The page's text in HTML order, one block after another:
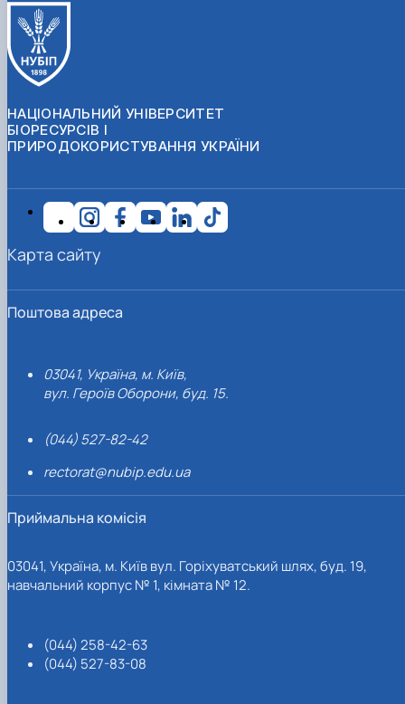
НАЦІОНАЛЬНИЙ УНІВЕРСИТЕТ
БІОРЕСУРСІВ І
ПРИРОДОКОРИСТУВАННЯ УКРАЇНИ
Поштова адреса
03041, Україна, м. Київ,
вул. Героїв Оборони, буд. 15.
(044) 527-82-42
rectorat@nubip.edu.ua
Приймальна комісія
03041, Україна, м. Київ вул. Горіхуватський шлях, буд. 19,
навчальний корпус № 1, кімната № 12.
(044) 258-42-63
(044) 527-83-08
Карта сайту